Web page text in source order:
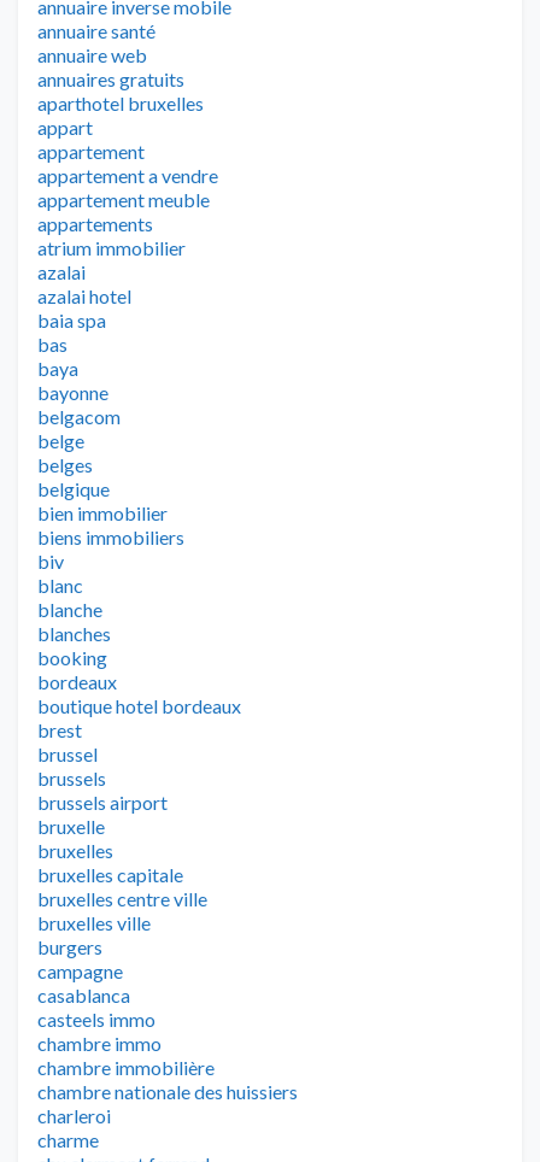
annuaire inverse mobile
annuaire santé
annuaire web
annuaires gratuits
aparthotel bruxelles
appart
appartement
appartement a vendre
appartement meuble
appartements
atrium immobilier
azalai
azalai hotel
baia spa
bas
baya
bayonne
belgacom
belge
belges
belgique
bien immobilier
biens immobiliers
biv
blanc
blanche
blanches
booking
bordeaux
boutique hotel bordeaux
brest
brussel
brussels
brussels airport
bruxelle
bruxelles
bruxelles capitale
bruxelles centre ville
bruxelles ville
burgers
campagne
casablanca
casteels immo
chambre immo
chambre immobilière
chambre nationale des huissiers
charleroi
charme